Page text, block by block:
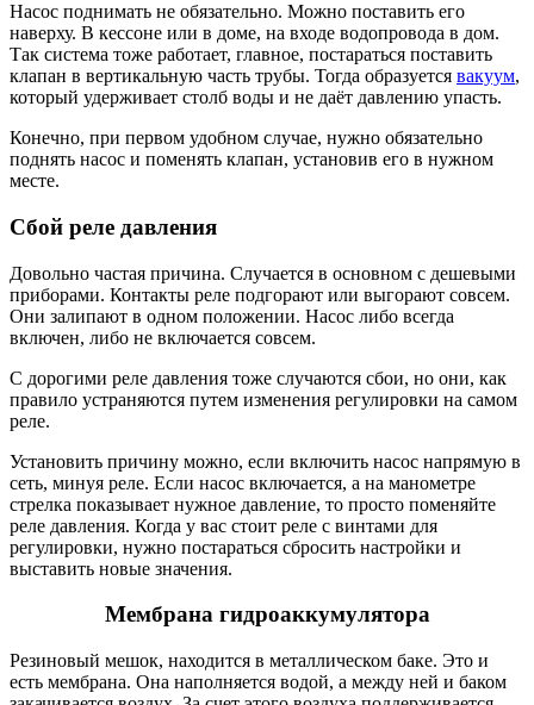
Насос поднимать не обязательно. Можно поставить его
наверху. В кессоне или в доме, на входе водопровода в дом.
Так система тоже работает, главное, постараться поставить
клапан в вертикальную часть трубы. Тогда образуется вакуум,
который удерживает столб воды и не даёт давлению упасть.
Конечно, при первом удобном случае, нужно обязательно
поднять насос и поменять клапан, установив его в нужном
месте.
Сбой реле давления
Довольно частая причина. Случается в основном с дешевыми
приборами. Контакты реле подгорают или выгорают совсем.
Они залипают в одном положении. Насос либо всегда
включен, либо не включается совсем.
С дорогими реле давления тоже случаются сбои, но они, как
правило устраняются путем изменения регулировки на самом
реле.
Установить причину можно, если включить насос напрямую в
сеть, минуя реле. Если насос включается, а на манометре
стрелка показывает нужное давление, то просто поменяйте
реле давления. Когда у вас стоит реле с винтами для
регулировки, нужно постараться сбросить настройки и
выставить новые значения.
Мембрана гидроаккумулятора
Резиновый мешок, находится в металлическом баке. Это и
есть мембрана. Она наполняется водой, а между ней и баком